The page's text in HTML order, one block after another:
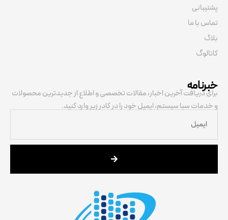
پشتیبانی
تماس با ما
بلاگ
کاتالوگ
خبرنامه
برای دریافت آخرین اخبار، مقالات تخصصی و اطلاع از جدیدترین محصولات
و خدمات سبا سیستم، ایمیل خود را در کادر زیر وارد کنید.